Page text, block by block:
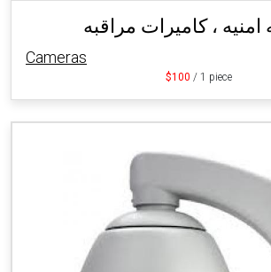
امنيه ، كاميرات مراقبه
Cameras
$100 / 1 piece